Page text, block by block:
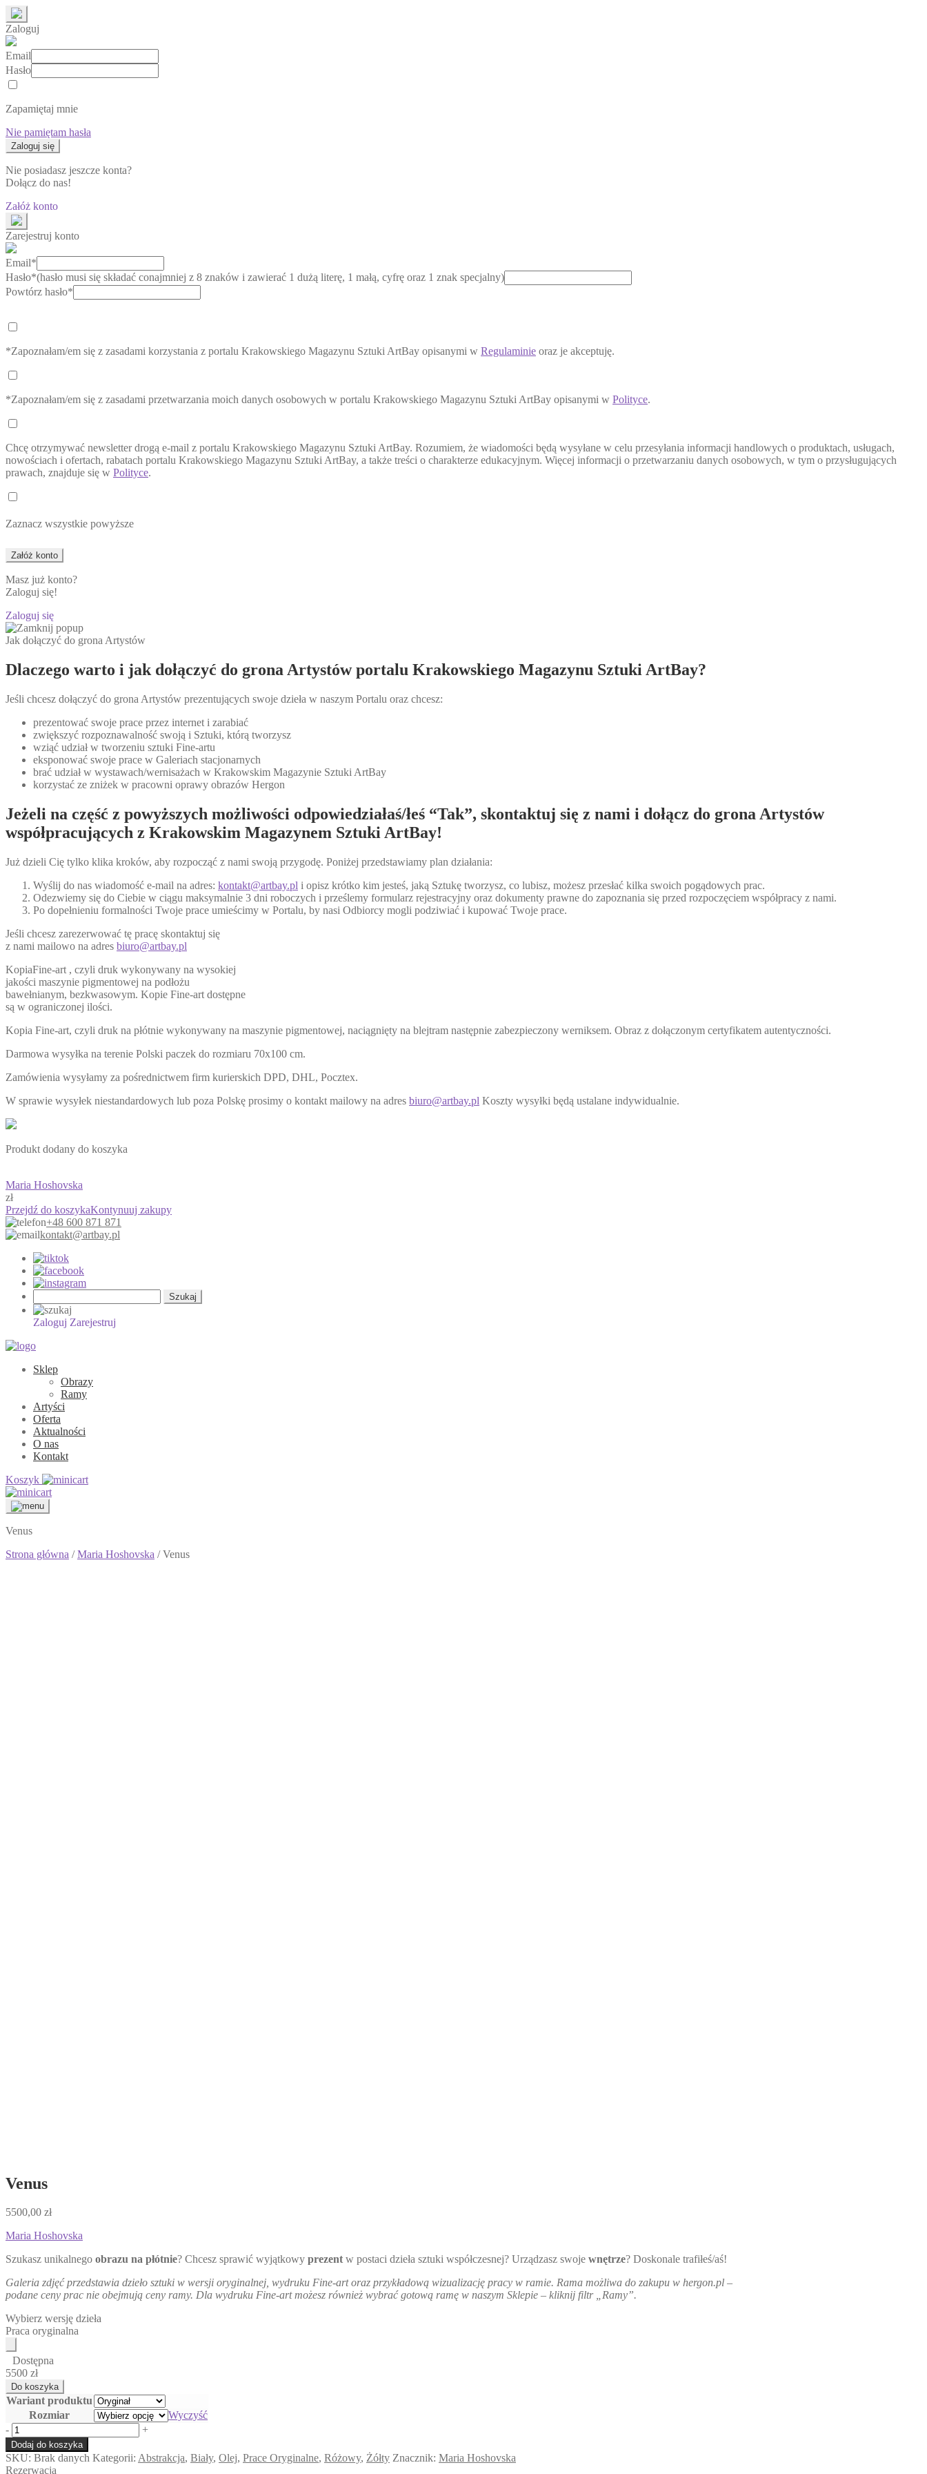
Zaloguj
Email
Hasło
Zapamiętaj mnie
Nie pamiętam hasła
Nie posiadasz jeszcze konta?
Dołącz do nas!
Załóż konto
Zarejestruj konto
Email*
Hasło*(hasło musi się składać conajmniej z 8 znaków i zawierać 1 dużą literę, 1 małą, cyfrę oraz 1 znak specjalny)
Powtórz hasło*
*Zapoznałam/em się z zasadami korzystania z portalu Krakowskiego Magazynu Sztuki ArtBay opisanymi w Regulaminie oraz je akceptuję.
*Zapoznałam/em się z zasadami przetwarzania moich danych osobowych w portalu Krakowskiego Magazynu Sztuki ArtBay opisanymi w Polityce.
Chcę otrzymywać newsletter drogą e-mail z portalu Krakowskiego Magazynu Sztuki ArtBay. Rozumiem, że wiadomości będą wysyłane w celu przesyłania informacji handlowych o produktach, usługach,
nowościach i ofertach, rabatach portalu Krakowskiego Magazynu Sztuki ArtBay, a także treści o charakterze edukacyjnym. Więcej informacji o przetwarzaniu danych osobowych, w tym o przysługujących
prawach, znajduje się w Polityce.
Zaznacz wszystkie powyższe
Masz już konto?
Zaloguj się!
Zaloguj się
Jak dołączyć do grona Artystów
Dlaczego warto i jak dołączyć do grona Artystów portalu Krakowskiego Magazynu Sztuki ArtBay?
Jeśli chcesz dołączyć do grona Artystów prezentujących swoje dzieła w naszym Portalu oraz chcesz:
prezentować swoje prace przez internet i zarabiać
zwiększyć rozpoznawalność swoją i Sztuki, którą tworzysz
wziąć udział w tworzeniu sztuki Fine-artu
eksponować swoje prace w Galeriach stacjonarnych
brać udział w wystawach/wernisażach w Krakowskim Magazynie Sztuki ArtBay
korzystać ze zniżek w pracowni oprawy obrazów Hergon
Jeżeli na część z powyższych możliwości odpowiedziałaś/łeś “Tak”, skontaktuj się z nami i dołącz do grona Artystów
współpracujących z Krakowskim Magazynem Sztuki ArtBay!
Już dzieli Cię tylko klika kroków, aby rozpocząć z nami swoją przygodę. Poniżej przedstawiamy plan działania:
Wyślij do nas wiadomość e-mail na adres: kontakt@artbay.pl i opisz krótko kim jesteś, jaką Sztukę tworzysz, co lubisz, możesz przesłać kilka swoich pogądowych prac.
Odezwiemy się do Ciebie w ciągu maksymalnie 3 dni roboczych i prześlemy formularz rejestracyjny oraz dokumenty prawne do zapoznania się przed rozpoczęciem współpracy z nami.
Po dopełnieniu formalności Twoje prace umieścimy w Portalu, by nasi Odbiorcy mogli podziwiać i kupować Twoje prace.
Jeśli chcesz zarezerwować tę pracę skontaktuj się
z nami mailowo na adres biuro@artbay.pl
KopiaFine-art , czyli druk wykonywany na wysokiej
jakości maszynie pigmentowej na podłożu
bawełnianym, bezkwasowym. Kopie Fine-art dostępne
są w ograniczonej ilości.
Kopia Fine-art, czyli druk na płótnie wykonywany na maszynie pigmentowej, naciągnięty na blejtram następnie zabezpieczony werniksem. Obraz z dołączonym certyfikatem autentyczności.
Darmowa wysyłka na terenie Polski paczek do rozmiaru 70x100 cm.
Zamówienia wysyłamy za pośrednictwem firm kurierskich DPD, DHL, Pocztex.
W sprawie wysyłek niestandardowych lub poza Polskę prosimy o kontakt mailowy na adres biuro@artbay.pl Koszty wysyłki będą ustalane indywidualnie.
Produkt dodany do koszyka
Maria Hoshovska
zł
Przejdź do koszykaKontynuuj zakupy
+48 600 871 871
kontakt@artbay.pl
Zaloguj Zarejestruj
Sklep
Obrazy
Ramy
Artyści
Oferta
Aktualności
O nas
Kontakt
Koszyk
Venus
Strona główna /Maria Hoshovska / Venus
Venus
5500,00 zł
Maria Hoshovska
Szukasz unikalnego obrazu na płótnie? Chcesz sprawić wyjątkowy prezentw postaci dzieła sztuki współczesnej? Urządzasz swoje wnętrze? Doskonale trafiłeś/aś!
Galeria zdjęć przedstawia dzieło sztuki w wersji oryginalnej, wydruku Fine-art oraz przykładową wizualizację pracy w ramie. Rama możliwa do zakupu w hergon.pl –
podane ceny prac nie obejmują ceny ramy. Dla wydruku Fine-art możesz również wybrać gotową ramę w naszym Sklepie – kliknij filtr „Ramy”.
Wybierz wersję dzieła
Praca oryginalna
Dostępna
5500 zł
Wariant produktu
Rozmiar
Wyczyść
ilość
Venus
- +
Dodaj do koszyka
SKU: Brak danych Kategorii: Abstrakcja, Biały, Olej, Prace Oryginalne, Różowy, Żółty Znacznik: Maria Hoshovska
Rezerwacja